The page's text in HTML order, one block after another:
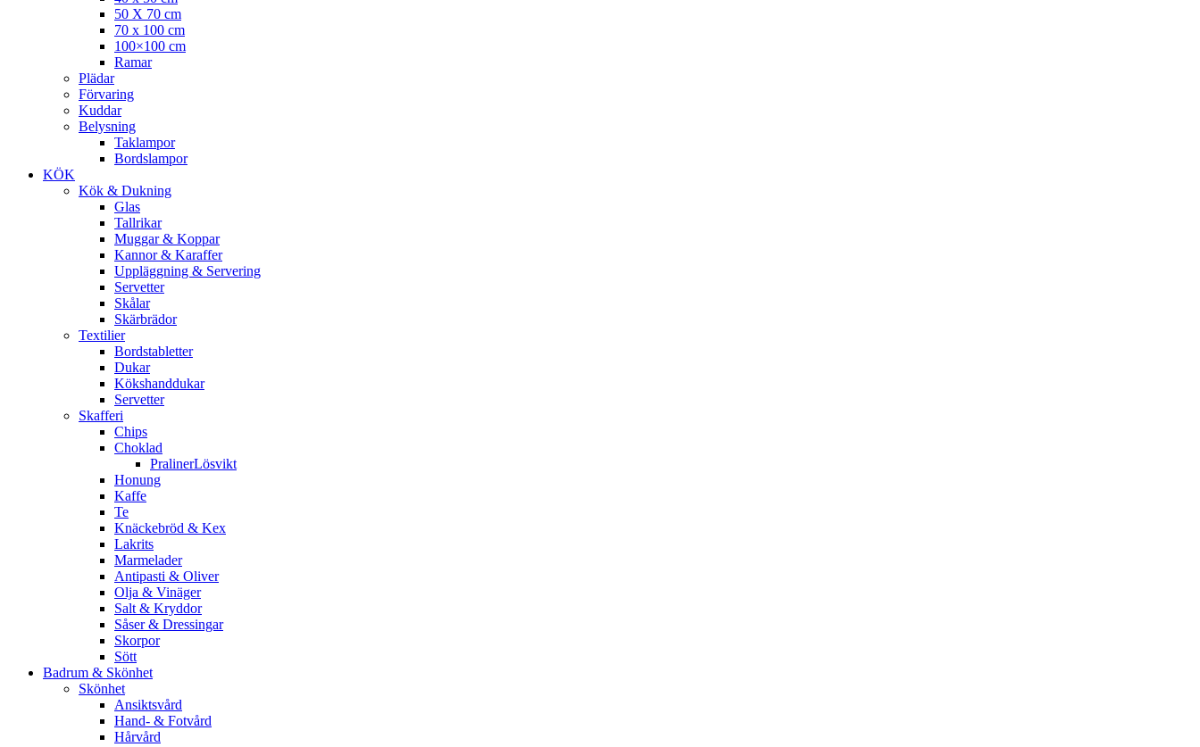
50 X 70 cm
70 x 100 cm
100×100 cm
Ramar
Plädar
Förvaring
Kuddar
Belysning
Taklampor
Bordslampor
KÖK
Kök & Dukning
Glas
Tallrikar
Muggar & Koppar
Kannor & Karaffer
Uppläggning & Servering
Servetter
Skålar
Skärbrädor
Textilier
Bordstabletter
Dukar
Kökshanddukar
Servetter
Skafferi
Chips
Choklad
PralinerLösvikt
Honung
Kaffe
Te
Knäckebröd & Kex
Lakrits
Marmelader
Antipasti & Oliver
Olja & Vinäger
Salt & Kryddor
Såser & Dressingar
Skorpor
Sött
Badrum & Skönhet
Skönhet
Ansiktsvård
Hand- & Fotvård
Hårvård